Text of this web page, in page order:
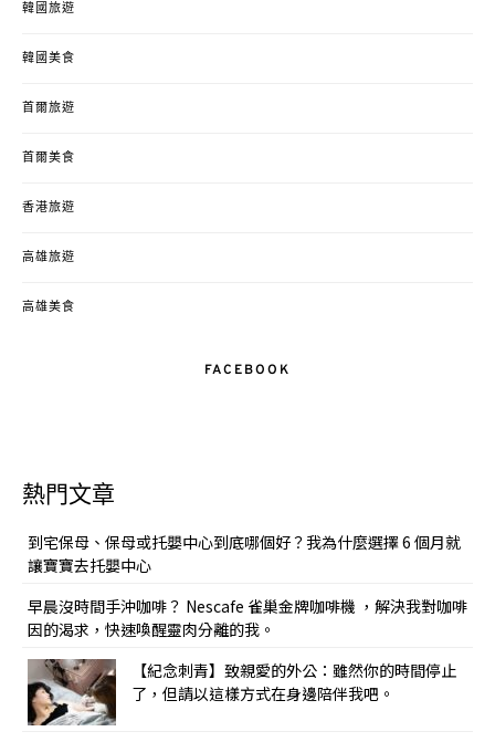
韓國旅遊
韓國美食
首爾旅遊
首爾美食
香港旅遊
高雄旅遊
高雄美食
FACEBOOK
熱門文章
到宅保母、保母或托嬰中心到底哪個好？我為什麼選擇 6 個月就
讓寶寶去托嬰中心
早晨沒時間手沖咖啡？ Nescafe 雀巢金牌咖啡機 ，解決我對咖啡
因的渴求，快速喚醒靈肉分離的我。
【紀念刺青】致親愛的外公：雖然你的時間停止
了，但請以這樣方式在身邊陪伴我吧。